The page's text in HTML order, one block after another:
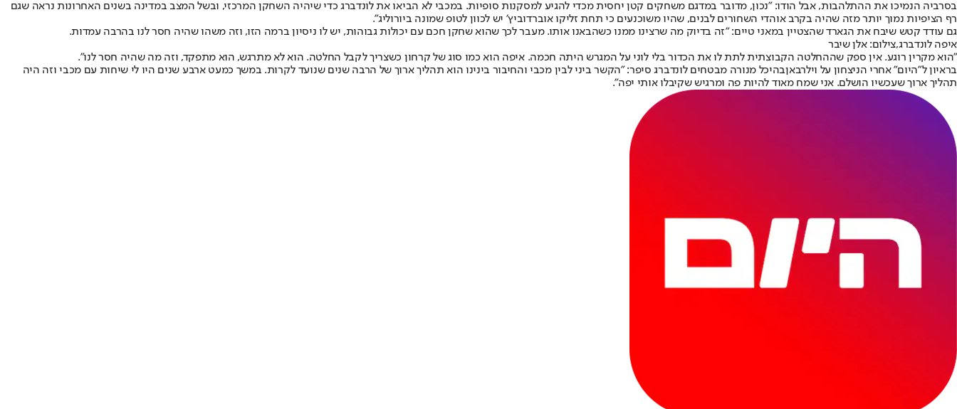
בסרביה הנמיכו את ההתלהבות, אבל הודו: "נכון, מדובר במדגם משחקים קטן יחסית מכדי להגיע למסקנות סופיות. במכבי לא הביאו את לונדברג כדי שיהיה השחקן המרכזי, ובשל המצב במדינה בשנים האחרונות נראה שגם
רף הציפיות נמוך יותר מזה שהיה בקרב אוהדי השחורים לבנים, שהיו משוכנעים כי תחת זליקו אוברדוביץ׳ יש לכוון לטופ שמונה ביורוליג".
גם עודד קטש שיבח את הגארד שהצטיין במאני טיים: ״זה בדיוק מה שרצינו ממנו כשהבאנו אותו. מעבר לכך שהוא שחקן חכם עם יכולות גבוהות, יש לו ניסיון ברמה הזו, וזה משהו שהיה חסר לנו בהרבה עמדות.
איפה לונדברג,צילום: אלן שיבר
"הוא מקרין רוגע. אין ספק שההחלטה הקבוצתית לתת לו את הכדור בלי לוני על המגרש היתה חכמה. איפה הוא כמו סוג של קרחון כשצריך לקבל החלטה. הוא לא מתרגש, הוא מתפקד, וזה מה שהיה חסר לנו״.
בראיון ל"היום" אחרי הניצחון על וילרבאןבהיכל מנורה מבטחים לונדברג סיפר: "הקשר ביני לבין מכבי והחיבור בינינו הוא תהליך ארוך של הרבה שנים שנועד לקרות. במשך כמעט ארבע שנים היו לי שיחות עם מכבי וזה היה
תהליך ארוך שעכשיו הושלם. אני שמח מאוד להיות פה ומרגיש שקיבלו אותי יפה".